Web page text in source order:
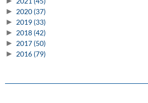
► 2020 (37)
► 2019 (33)
► 2018 (42)
► 2017 (50)
► 2016 (79)